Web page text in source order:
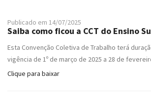
Publicado em 14/07/2025
Saiba como ficou a CCT do Ensino
Esta Convenção Coletiva de Trabalho terá
vigência de 1º de março de 2025 a 28 de
Clique para baixar